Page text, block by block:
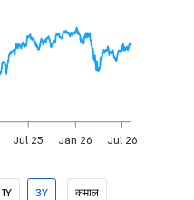
Jul 25 Jan 26 Jul 26
1Y 3Y कमाल